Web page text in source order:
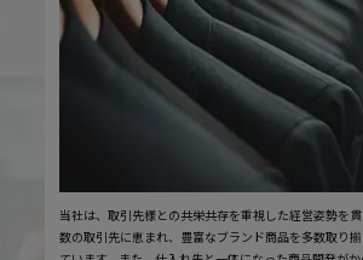
当社は、取引先様との共栄共存を重視した経営姿勢を
数の取引先に恵まれ、豊富なブランド商品を多数取り